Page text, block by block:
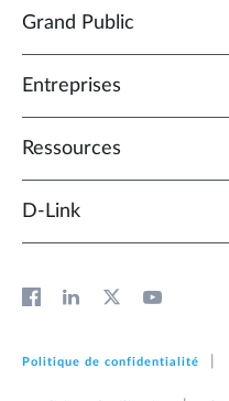
Grand Public
Entreprises
Ressources
D‑Link
Politique de confidentialité